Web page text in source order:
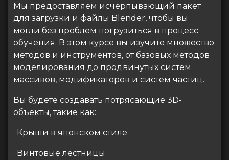
Мы предоставляем исчерпывающий пакет
для загрузки и файлы Blender, чтобы вы
могли без проблем погрузиться в процесс
обучения. В этом курсе вы изучите множество
методов и инструментов, от базовых методов
моделирования до продвинутых систем
массивов, модификаторов и систем частиц.
Вы будете создавать потрясающие 3D-
объекты, такие как:
· Крыши в японском стиле
· Винтовые лестницы